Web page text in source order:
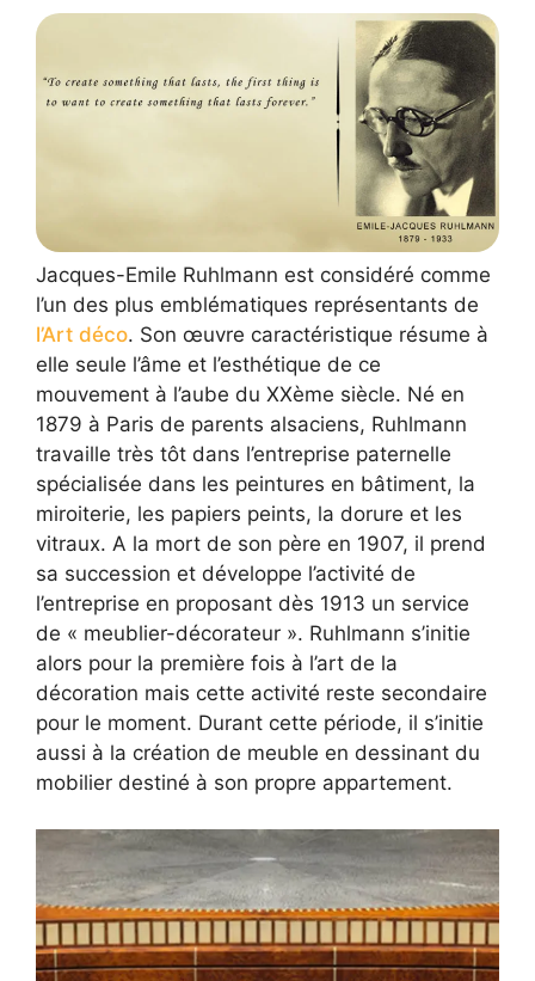
Jacques-Emile Ruhlmann est considéré comme
l’un des plus emblématiques représentants de
l’Art déco. Son œuvre caractéristique résume à
elle seule l’âme et l’esthétique de ce
mouvement à l’aube du XXème siècle. Né en
1879 à Paris de parents alsaciens, Ruhlmann
travaille très tôt dans l’entreprise paternelle
spécialisée dans les peintures en bâtiment, la
miroiterie, les papiers peints, la dorure et les
vitraux. A la mort de son père en 1907, il prend
sa succession et développe l’activité de
l’entreprise en proposant dès 1913 un service
de « meublier-décorateur ». Ruhlmann s’initie
alors pour la première fois à l’art de la
décoration mais cette activité reste secondaire
pour le moment. Durant cette période, il s’initie
aussi à la création de meuble en dessinant du
mobilier destiné à son propre appartement.